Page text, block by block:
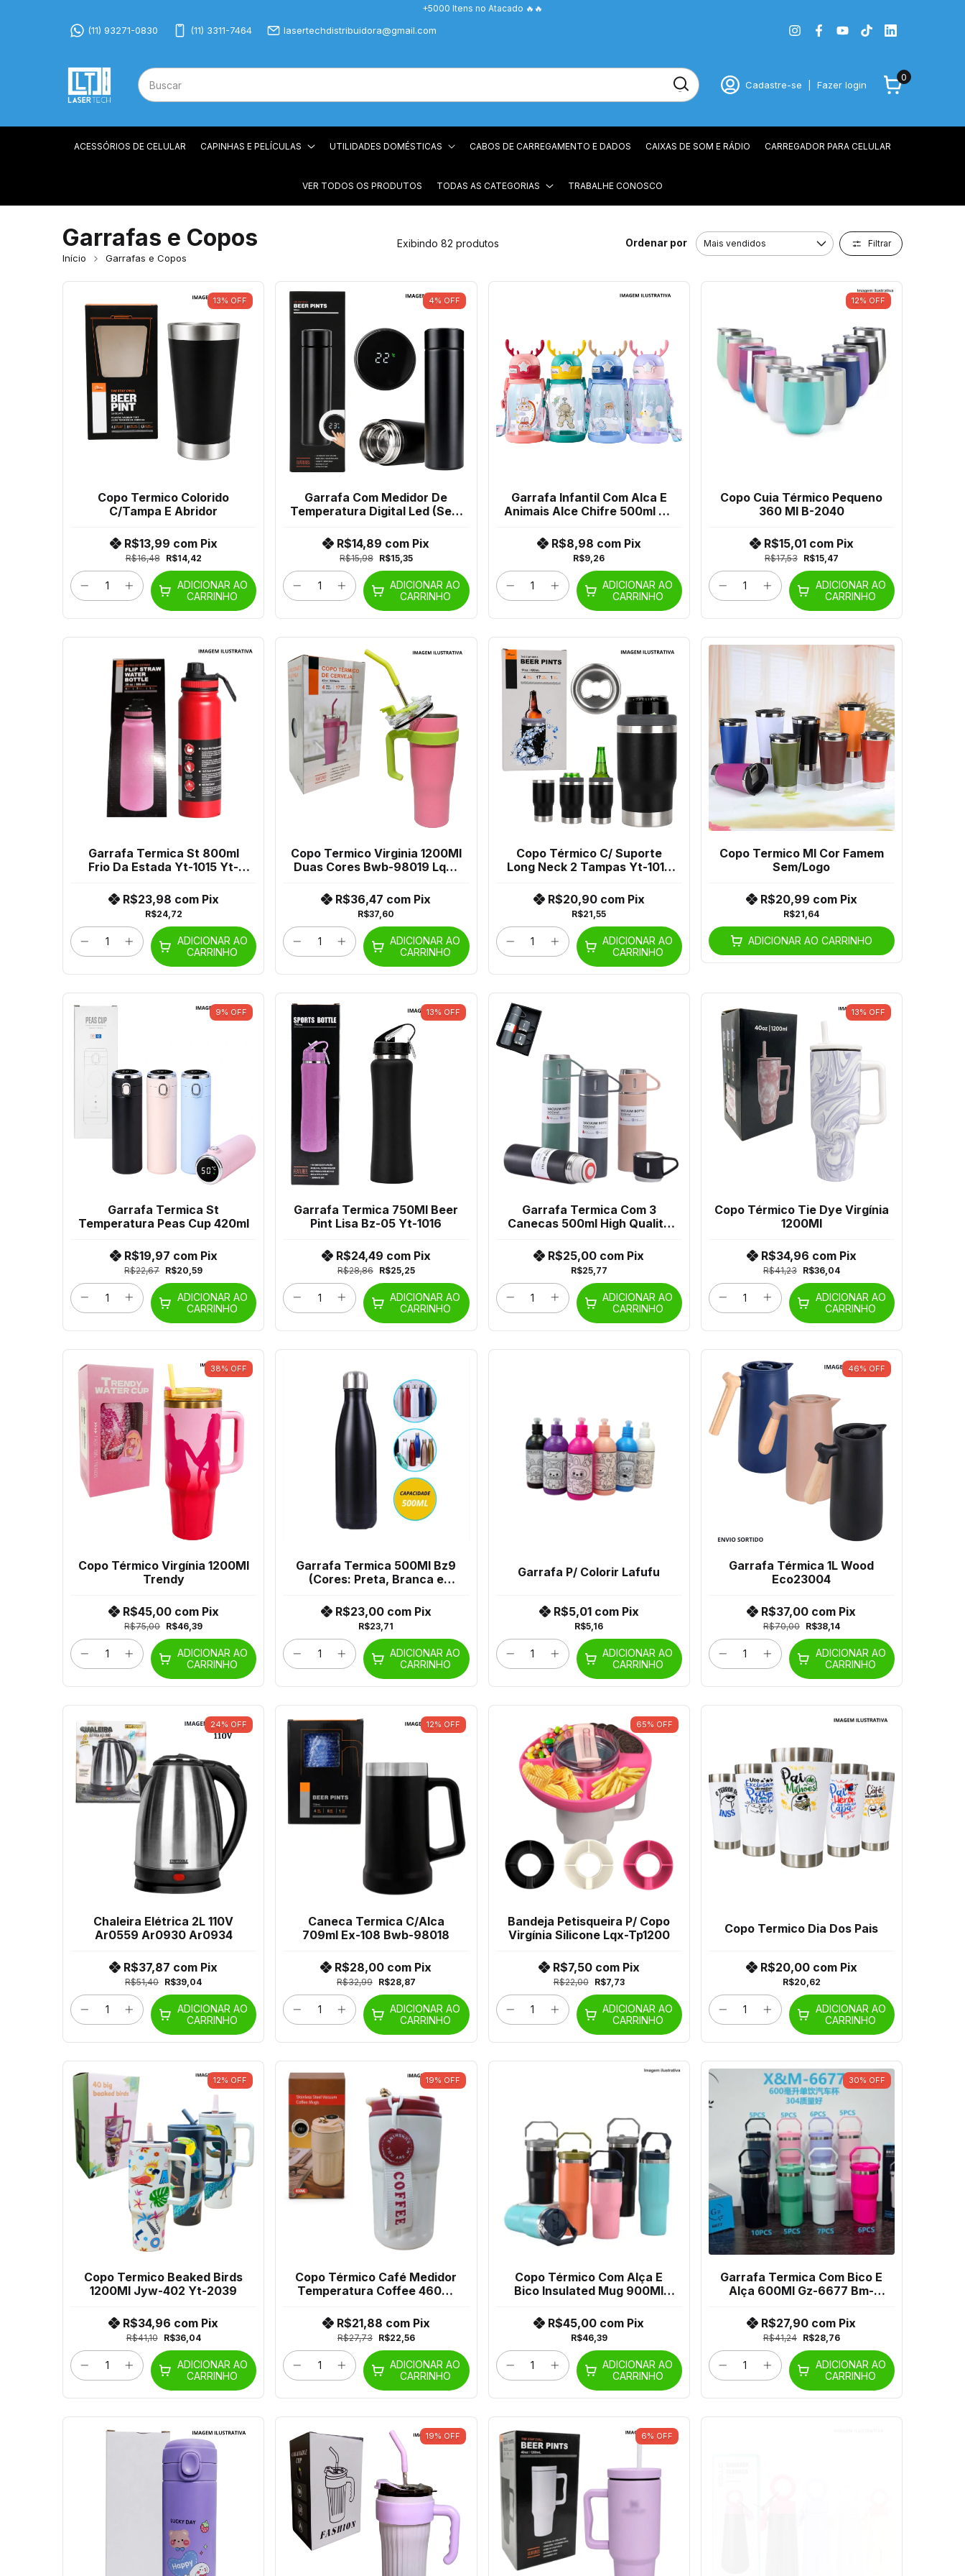
+5000 Itens no Atacado 🔥🔥
(11) 93271-0830 (11) 3311-7464 lasertechdistribuidora@gmail.com
Cadastre-se Fazer login
0
ACESSÓRIOS DE CELULAR CAPINHAS E PELÍCULAS UTILIDADES DOMÉSTICAS CABOS DE CARREGAMENTO E DADOS CAIXAS DE SOM E RÁDIO CARREGADOR PARA CELULAR
VER TODOS OS PRODUTOS TODAS AS CATEGORIAS TRABALHE CONOSCO
Garrafas e Copos
Início Garrafas e Copos
Exibindo 82 produtos Ordenar por Filtrar
13% OFF
Copo Termico Colorido
C/Tampa E Abridor
R$16,48 R$14,42
R$13,99 com Pix
ADICIONAR AO
CARRINHO
4% OFF
Garrafa Com Medidor De
Temperatura Digital Led (Sem
R$15,98 R$15,35
R$14,89 com Pix
ADICIONAR AO
CARRINHO
Garrafa Infantil Com Alca E
Animais Alce Chifre 500ml Jl-
R$9,26
R$8,98 com Pix
ADICIONAR AO
CARRINHO
12% OFF
Copo Cuia Térmico Pequeno
360 Ml B-2040
R$17,53 R$15,47
R$15,01 com Pix
ADICIONAR AO
CARRINHO
Garrafa Termica St 800ml
Frio Da Estada Yt-1015 Yt-
R$24,72
R$23,98 com Pix
ADICIONAR AO
CARRINHO
Copo Termico Virginia 1200Ml
Duas Cores Bwb-98019 Lqx-
R$37,60
R$36,47 com Pix
ADICIONAR AO
CARRINHO
Copo Térmico C/ Suporte
Long Neck 2 Tampas Yt-1012
R$21,55
R$20,90 com Pix
ADICIONAR AO
CARRINHO
Copo Termico Ml Cor Famem
Sem/Logo
R$21,64
R$20,99 com Pix
ADICIONAR AO CARRINHO
9% OFF
Garrafa Termica St
Temperatura Peas Cup 420ml
R$22,67 R$20,59
R$19,97 com Pix
ADICIONAR AO
CARRINHO
13% OFF
Garrafa Termica 750Ml Beer
Pint Lisa Bz-05 Yt-1016
R$28,86 R$25,25
R$24,49 com Pix
ADICIONAR AO
CARRINHO
Garrafa Termica Com 3
Canecas 500ml High Quality
R$25,77
R$25,00 com Pix
ADICIONAR AO
CARRINHO
13% OFF
Copo Térmico Tie Dye Virgínia
1200Ml
R$41,23 R$36,04
R$34,96 com Pix
ADICIONAR AO
CARRINHO
38% OFF
Copo Térmico Virgínia 1200Ml
Trendy
R$75,00 R$46,39
R$45,00 com Pix
ADICIONAR AO
CARRINHO
Garrafa Termica 500Ml Bz9
(Cores: Preta, Branca e
R$23,71
R$23,00 com Pix
ADICIONAR AO
CARRINHO
Garrafa P/ Colorir Lafufu
R$5,16
R$5,01 com Pix
ADICIONAR AO
CARRINHO
46% OFF
Garrafa Térmica 1L Wood
Eco23004
R$70,00 R$38,14
R$37,00 com Pix
ADICIONAR AO
CARRINHO
24% OFF
Chaleira Elétrica 2L 110V
Ar0559 Ar0930 Ar0934
R$51,40 R$39,04
R$37,87 com Pix
ADICIONAR AO
CARRINHO
12% OFF
Caneca Termica C/Alca
709ml Ex-108 Bwb-98018
R$32,99 R$28,87
R$28,00 com Pix
ADICIONAR AO
CARRINHO
65% OFF
Bandeja Petisqueira P/ Copo
Virgínia Silicone Lqx-Tp1200
R$22,00 R$7,73
R$7,50 com Pix
ADICIONAR AO
CARRINHO
Copo Termico Dia Dos Pais
R$20,62
R$20,00 com Pix
ADICIONAR AO
CARRINHO
12% OFF
Copo Termico Beaked Birds
1200Ml Jyw-402 Yt-2039
R$41,10 R$36,04
R$34,96 com Pix
ADICIONAR AO
CARRINHO
19% OFF
Copo Térmico Café Medidor
Temperatura Coffee 460Ml
R$27,73 R$22,56
R$21,88 com Pix
ADICIONAR AO
CARRINHO
Copo Térmico Com Alça E
Bico Insulated Mug 900Ml
R$46,39
R$45,00 com Pix
ADICIONAR AO
CARRINHO
30% OFF
Garrafa Termica Com Bico E
Alça 600Ml Gz-6677 Bm-
R$41,24 R$28,76
R$27,90 com Pix
ADICIONAR AO
CARRINHO
19% OFF 6% OFF